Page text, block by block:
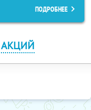
ПОДРОБНЕЕ
АКЦИЙ